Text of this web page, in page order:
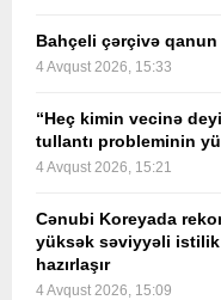
Bahçeli çərçivə qanun
4 Avqust 2026, 15:33
“Heç kimin vecinə
tullantı probleminin
4 Avqust 2026, 15:21
Cənubi Koreyada
yüksək səviyyəli istilik
hazırlaşır
4 Avqust 2026, 15:09